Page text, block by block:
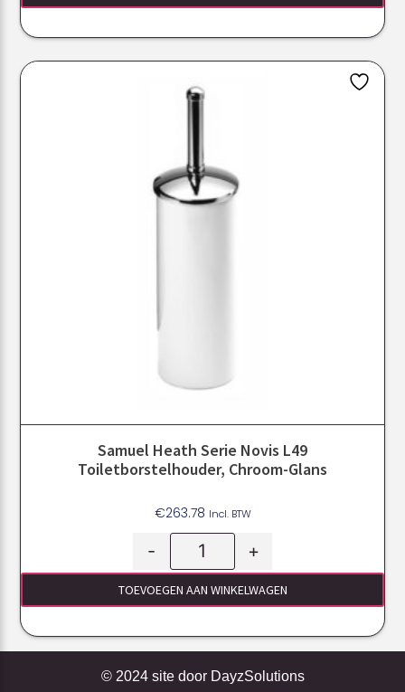
Samuel Heath Serie Novis L49
Toiletborstelhouder, Chroom-Glans
€263.78 Incl. BTW
- +
TOEVOEGEN AAN WINKELWAGEN
© 2024 site door DayzSolutions